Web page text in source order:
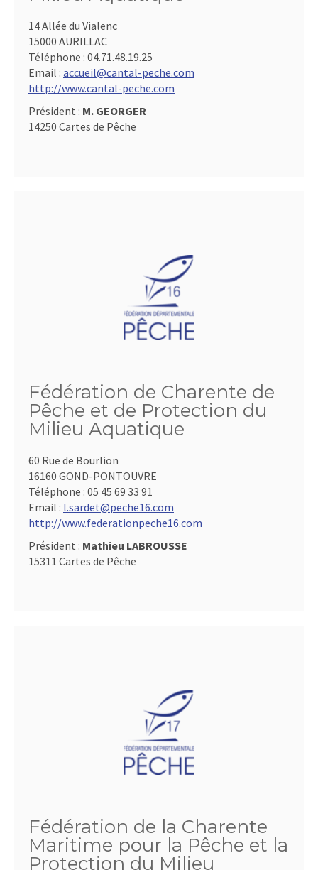
14 Allée du Vialenc
15000 AURILLAC
Téléphone : 04.71.48.19.25
Email : accueil@cantal-peche.com
http://www.cantal-peche.com
Président : M. GEORGER
14250 Cartes de Pêche
Fédération de Charente de
Pêche et de Protection du
Milieu Aquatique
60 Rue de Bourlion
16160 GOND-PONTOUVRE
Téléphone : 05 45 69 33 91
Email : l.sardet@peche16.com
http://www.federationpeche16.com
Président : Mathieu LABROUSSE
15311 Cartes de Pêche
Fédération de la Charente
Maritime pour la Pêche et la
Protection du Milieu